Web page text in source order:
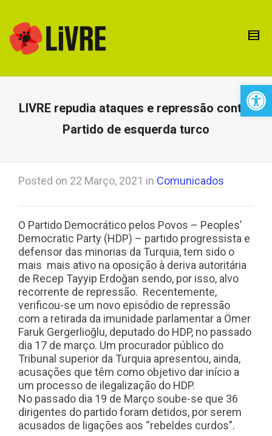
LIVRE repudia ataques e repressão contra
Partido de esquerda turco
Posted on 22 Março, 2021 in Comunicados
O Partido Democrático pelos Povos – Peoples’
Democratic Party (HDP) – partido progressista e
defensor das minorias da Turquia, tem sido o
mais mais ativo na oposição à deriva autoritária
de Recep Tayyip Erdoğan sendo, por isso, alvo
recorrente de repressão. Recentemente,
verificou-se um novo episódio de repressão
com a retirada da imunidade parlamentar a Ömer
Faruk Gergerlioğlu, deputado do HDP, no passado
dia 17 de março. Um procurador público do
Tribunal superior da Turquia apresentou, ainda,
acusações que têm como objetivo dar início a
um processo de ilegalização do HDP.
No passado dia 19 de Março soube-se que 36
dirigentes do partido foram detidos, por serem
acusados de ligações aos “rebeldes curdos”.